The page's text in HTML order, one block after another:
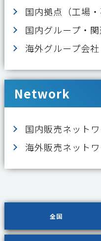
国内拠点（⼯場・
国内グループ・
海外グループ会社
Network
国内販売ネット
海外販売ネット
全国